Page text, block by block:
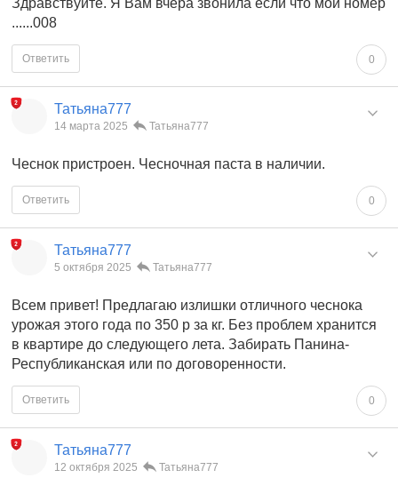
......008
0
Ответить
Татьяна777
14 марта 2025 Татьяна777
Чеснок пристроен. Чесночная паста в наличии.
0
Ответить
Татьяна777
5 октября 2025 Татьяна777
Всем привет! Предлагаю излишки отличного чеснока
урожая этого года по 350 р за кг. Без проблем хранится
в квартире до следующего лета. Забирать Панина-
Республиканская или по договоренности.
0
Ответить
Татьяна777
12 октября 2025 Татьяна777